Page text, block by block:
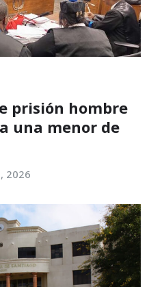
prisión hombre
una menor de
2026